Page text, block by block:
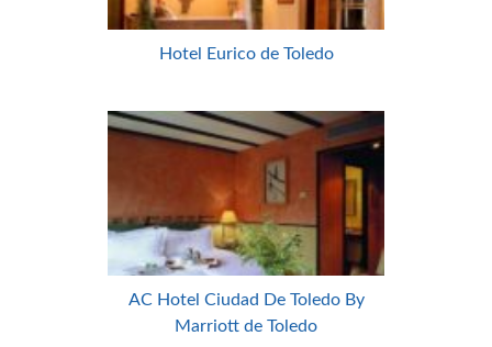
Hotel Eurico de Toledo
AC Hotel Ciudad De Toledo By
Marriott de Toledo